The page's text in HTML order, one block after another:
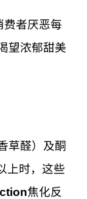
费者厌恶每
望浓郁甜美
草醛）及酮
上时，这些
焦化反